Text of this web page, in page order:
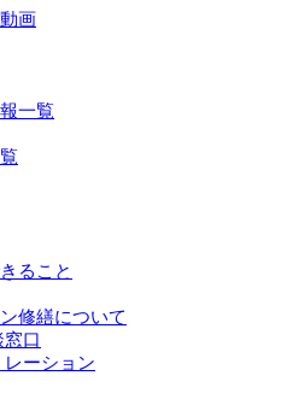
画
一覧
ること
修繕について
口
ーション